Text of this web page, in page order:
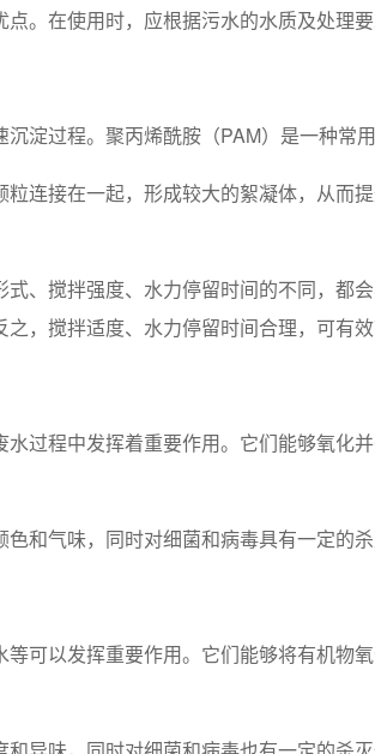
。在使用时，应根据污水的水质及处理
淀过程。聚丙烯酰胺（PAM）是一种常用
连接在一起，形成较大的絮凝体，从而
、搅拌强度、水力停留时间的不同，都
，搅拌适度、水力停留时间合理，可有效
过程中发挥着重要作用。它们能够氧化
和气味，同时对细菌和病毒具有一定的杀
可以发挥重要作用。它们能够将有机物